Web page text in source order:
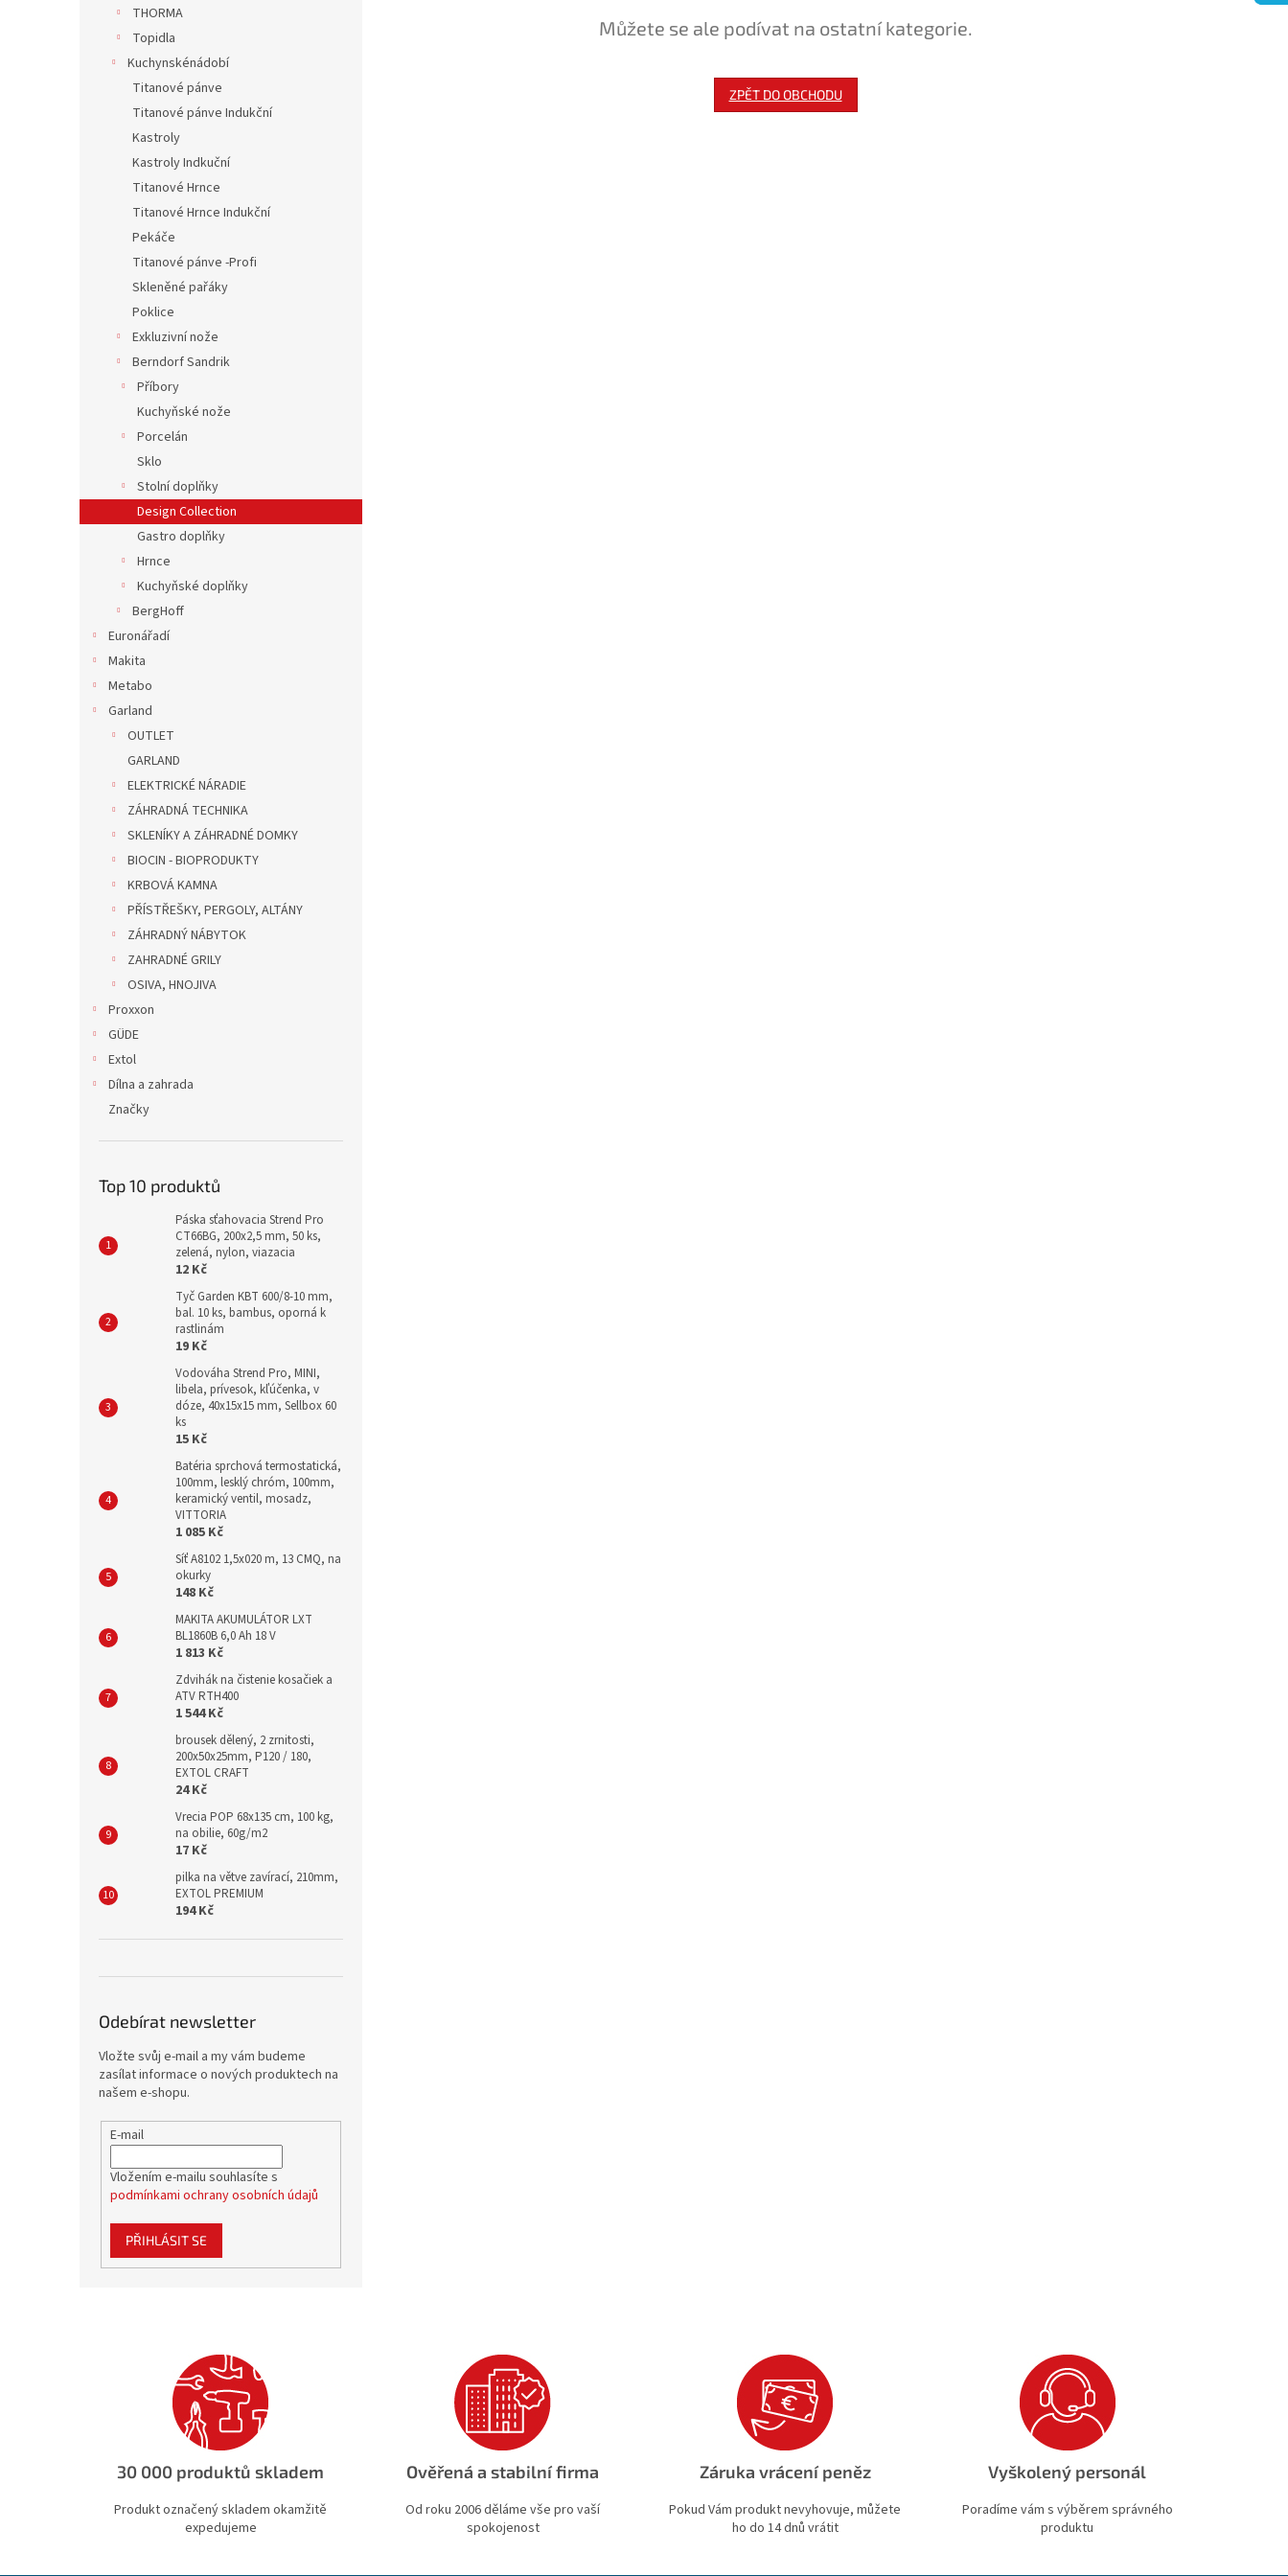
THORMA
Topidla
Kuchynskénádobí
Titanové pánve
Titanové pánve Indukční
Kastroly
Kastroly Indkuční
Titanové Hrnce
Titanové Hrnce Indukční
Pekáče
Titanové pánve -Profi
Skleněné pařáky
Poklice
Exkluzivní nože
Berndorf Sandrik
Příbory
Kuchyňské nože
Porcelán
Sklo
Stolní doplňky
Design Collection
Gastro doplňky
Hrnce
Kuchyňské doplňky
BergHoff
Euronářadí
Makita
Metabo
Garland
OUTLET
GARLAND
ELEKTRICKÉ NÁRADIE
ZÁHRADNÁ TECHNIKA
SKLENÍKY A ZÁHRADNÉ DOMKY
BIOCIN - BIOPRODUKTY
KRBOVÁ KAMNA
PŘÍSTŘEŠKY, PERGOLY, ALTÁNY
ZÁHRADNÝ NÁBYTOK
ZAHRADNÉ GRILY
OSIVA, HNOJIVA
Proxxon
GÜDE
Extol
Dílna a zahrada
Značky
Top 10 produktů
Páska sťahovacia Strend Pro
CT66BG, 200x2,5 mm, 50 ks,
zelená, nylon, viazacia
12 Kč
Tyč Garden KBT 600/8-10 mm,
bal. 10 ks, bambus, oporná k
rastlinám
19 Kč
Vodováha Strend Pro, MINI,
libela, prívesok, kľúčenka, v
dóze, 40x15x15 mm, Sellbox 60
ks
15 Kč
Batéria sprchová termostatická,
100mm, lesklý chróm, 100mm,
keramický ventil, mosadz,
VITTORIA
1 085 Kč
Síť A8102 1,5x020 m, 13 CMQ, na
okurky
148 Kč
MAKITA AKUMULÁTOR LXT
BL1860B 6,0 Ah 18 V
1 813 Kč
Zdvihák na čistenie kosačiek a
ATV RTH400
1 544 Kč
brousek dělený, 2 zrnitosti,
200x50x25mm, P120 / 180,
EXTOL CRAFT
24 Kč
Vrecia POP 68x135 cm, 100 kg,
na obilie, 60g/m2
17 Kč
pilka na větve zavírací, 210mm,
EXTOL PREMIUM
194 Kč
Odebírat newsletter
Vložte svůj e-mail a my vám budeme
zasílat informace o nových produktech na
našem e-shopu.
E-mail
Vložením e-mailu souhlasíte s
podmínkami ochrany osobních údajů
PŘIHLÁSIT SE
Můžete se ale podívat na ostatní kategorie.
ZPĚT DO OBCHODU
30 000 produktů skladem
Produkt označený skladem okamžitě
expedujeme
Ověřená a stabilní firma
Od roku 2006 děláme vše pro vaší
spokojenost
Záruka vrácení peněz
Pokud Vám produkt nevyhovuje, můžete
ho do 14 dnů vrátit
Vyškolený personál
Poradíme vám s výběrem správného
produktu